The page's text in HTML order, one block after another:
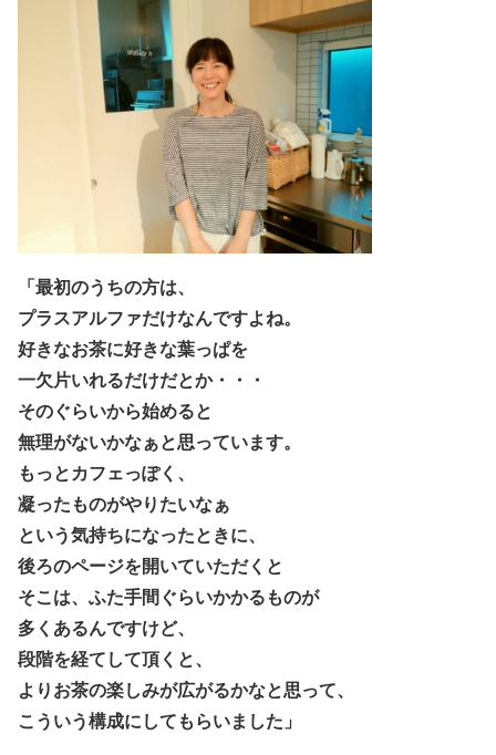
「最初のうちの方は、
プラスアルファだけなんですよね。
好きなお茶に好きな葉っぱを
一欠片いれるだけだとか・・・
そのぐらいから始めると
無理がないかなぁと思っています。
もっとカフェっぽく、
凝ったものがやりたいなぁ
という気持ちになったときに、
後ろのページを開いていただくと
そこは、ふた手間ぐらいかかるものが
多くあるんですけど、
段階を経てして頂くと、
よりお茶の楽しみが広がるかなと思って、
こういう構成にしてもらいました」